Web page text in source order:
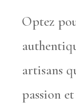
Optez
artisans
passion